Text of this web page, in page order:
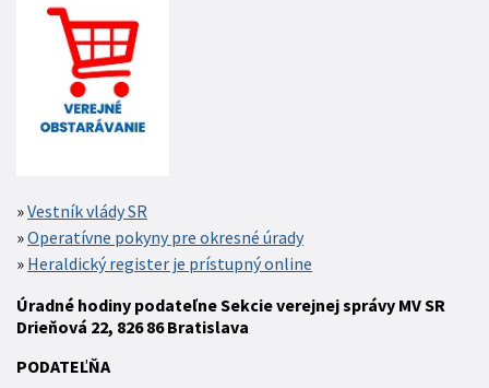
Vestník vlády SR
Operatívne pokyny pre okresné úrady
Heraldický register je prístupný online
Úradné hodiny podateľne Sekcie verejnej správy MV SR
Drieňová 22, 826 86 Bratislava
PODATEĽŇA